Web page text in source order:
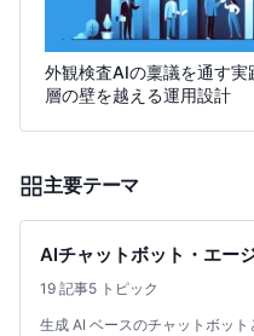
外観検査AIの稟議を通す
層の壁を越える運用設計
主要テーマ
AIチャットボット・エー
19 記事5 トピック
生成 AI ベースのチャットボッ